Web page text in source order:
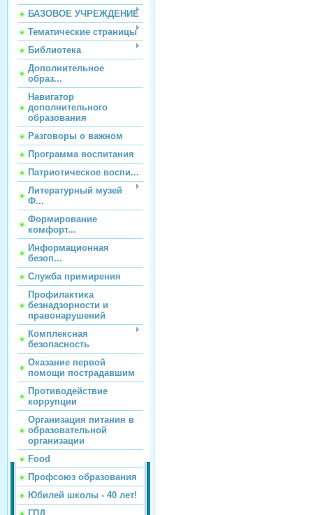
БАЗОВОЕ УЧРЕЖДЕНИЕ
Тематические страницы
Библиотека
Дополнительное
образ...
Навигатор
дополнительного
образования
Разговоры о важном
Программа воспитания
Патриотическое воспи...
Литературный музей
Ф...
Формирование
комфорт...
Информационная
безоп...
Служба примирения
Профилактика
безнадзорности и
правонарушений
Комплексная
безопасность
Оказание первой
помощи пострадавшим
Противодействие
коррупции
Организация питания в
образовательной
организации
Food
Профсоюз образования
Юбилей школы - 40 лет!